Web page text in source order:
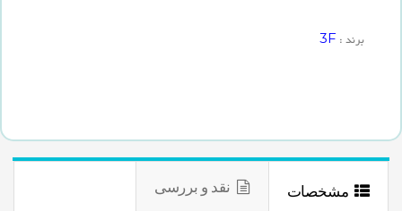
برند : 3F
مشخصات نقد و بررسی